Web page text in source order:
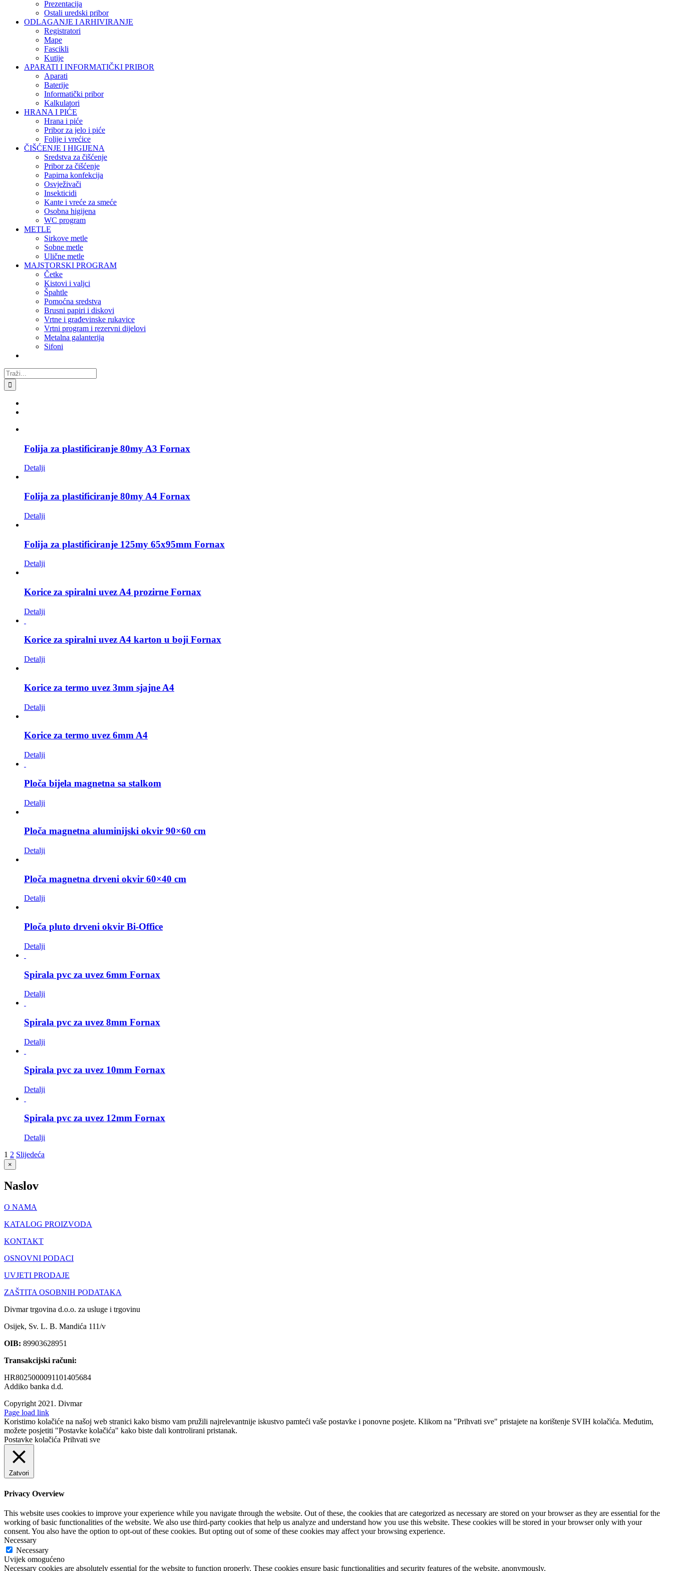
Prezentacija
Ostali uredski pribor
ODLAGANJE I ARHIVIRANJE
Registratori
Mape
Fascikli
Kutije
APARATI I INFORMATIČKI PRIBOR
Aparati
Baterije
Informatički pribor
Kalkulatori
HRANA I PIĆE
Hrana i piće
Pribor za jelo i piće
Folije i vrećice
ČIŠĆENJE I HIGIJENA
Sredstva za čišćenje
Pribor za čišćenje
Papirna konfekcija
Osvježivači
Insekticidi
Kante i vreće za smeće
Osobna higijena
WC program
METLE
Sirkove metle
Sobne metle
Ulične metle
MAJSTORSKI PROGRAM
Četke
Kistovi i valjci
Špahtle
Pomoćna sredstva
Brusni papiri i diskovi
Vrtne i građevinske rukavice
Vrtni program i rezervni dijelovi
Metalna galanterija
Sifoni
Traži...
Folija za plastificiranje 80my A3 Fornax
Detalji
Folija za plastificiranje 80my A4 Fornax
Detalji
Folija za plastificiranje 125my 65x95mm Fornax
Detalji
Korice za spiralni uvez A4 prozirne Fornax
Detalji
Korice za spiralni uvez A4 karton u boji Fornax
Detalji
Korice za termo uvez 3mm sjajne A4
Detalji
Korice za termo uvez 6mm A4
Detalji
Ploča bijela magnetna sa stalkom
Detalji
Ploča magnetna aluminijski okvir 90×60 cm
Detalji
Ploča magnetna drveni okvir 60×40 cm
Detalji
Ploča pluto drveni okvir Bi-Office
Detalji
Spirala pvc za uvez 6mm Fornax
Detalji
Spirala pvc za uvez 8mm Fornax
Detalji
Spirala pvc za uvez 10mm Fornax
Detalji
Spirala pvc za uvez 12mm Fornax
Detalji
1 2 Slijedeća
Close
product
view
×
Naslov
O NAMA
KATALOG PROIZVODA
KONTAKT
OSNOVNI PODACI
UVJETI PRODAJE
ZAŠTITA OSOBNIH PODATAKA
Divmar trgovina d.o.o. za usluge i trgovinu
Osijek, Sv. L. B. Mandića 111/v
OIB: 89903628951
Transakcijski računi:
HR8025000091101405684
Addiko banka d.d.
Copyright 2021. Divmar
Facebook
Page load link
Koristimo kolačiće na našoj web stranici kako bismo vam pružili najrelevantnije iskustvo pamteći vaše postavke i ponovne posjete. Klikom na "Prihvati sve" pristajete na korištenje SVIH kolačića. Međutim,
možete posjetiti "Postavke kolačića" kako biste dali kontrolirani pristanak.
Postavke kolačića Prihvati sve
Zatvori
Privacy Overview
This website uses cookies to improve your experience while you navigate through the website. Out of these, the cookies that are categorized as necessary are stored on your browser as they are essential for the
working of basic functionalities of the website. We also use third-party cookies that help us analyze and understand how you use this website. These cookies will be stored in your browser only with your
consent. You also have the option to opt-out of these cookies. But opting out of some of these cookies may affect your browsing experience.
Necessary
Necessary
Uvijek omogućeno
Necessary cookies are absolutely essential for the website to function properly. These cookies ensure basic functionalities and security features of the website, anonymously.